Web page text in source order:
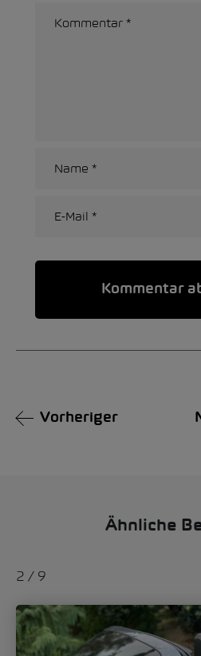
Vorheriger
Ähnliche
2 / 9